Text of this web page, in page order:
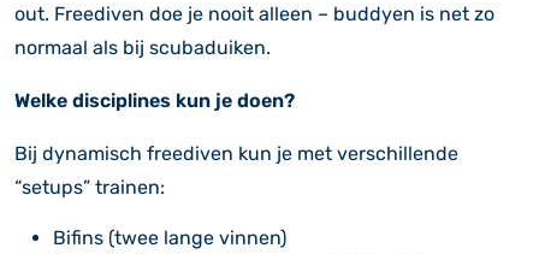
out. Freediven doe je nooit alleen – buddyen is net zo
normaal als bij scubaduiken.
Welke disciplines kun je doen?
Bij dynamisch freediven kun je met verschillende
“setups” trainen:
Bifins (twee lange vinnen)